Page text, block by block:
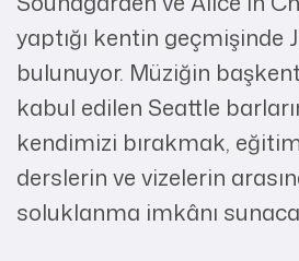
yaptığı kentin geçmişinde
bulunuyor. Müziğin
kabul edilen Seattle
kendimizi bırakmak,
derslerin ve vizelerin
soluklanma imkânı